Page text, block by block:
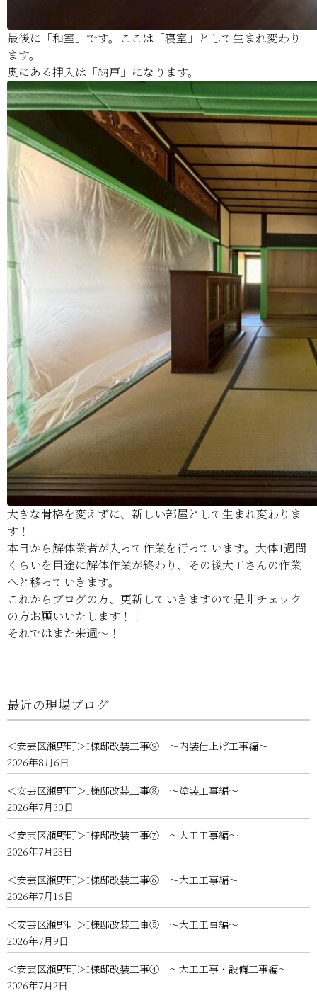
最後に「和室」です。ここは「寝室」として生まれ変わり
ます。
奥にある押入は「納戸」になります。
大きな骨格を変えずに、新しい部屋として生まれ変わりま
す！
本日から解体業者が入って作業を行っています。大体1週間
くらいを目途に解体作業が終わり、その後大工さんの作業
へと移っていきます。
これからブログの方、更新していきますので是非チェック
の方お願いいたします！！
それではまた来週～！
最近の現場ブログ
＜安芸区瀬野町＞I様邸改装工事⑨ ～内装仕上げ工事編～
2026年8月6日
＜安芸区瀬野町＞I様邸改装工事⑧ ～塗装工事編～
2026年7月30日
＜安芸区瀬野町＞I様邸改装工事⑦ ～大工工事編～
2026年7月23日
＜安芸区瀬野町＞I様邸改装工事⑥ ～大工工事編～
2026年7月16日
＜安芸区瀬野町＞I様邸改装工事⑤ ～大工工事編～
2026年7月9日
＜安芸区瀬野町＞I様邸改装工事④ ～大工工事・設備工事編～
2026年7月2日